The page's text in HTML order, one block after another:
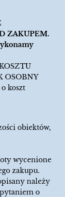
ZAKUPEM.
OSOBNY
koszt
obiektów,
wycenione
zakupu.
należy
o